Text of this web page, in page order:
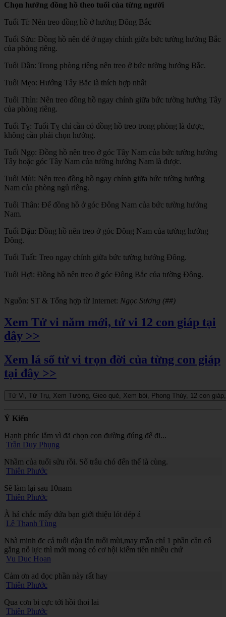
Chọn hướng đồng hồ theo tuổi của từng người
Tuổi Tí: Nên treo đồng hồ ở hướng Đông Bắc
Tuổi Sửu: Đồng hồ nên để ở ngay chính giữa bức tường hướng Bắc
của phòng riêng.
Tuổi Dần: Trong phòng riêng nên treo ở bức tường hướng Bắc.
Tuổi Mẹo: Hướng Tây Bắc là thích hợp nhất
Tuổi Thìn: Nên treo đồng hồ ngay chính giữa bức tường hướng Tây
của phòng riêng.
Tuổi Tỵ: Tuổi Tỵ chỉ cần có đồng hồ treo trong phòng là được,
không cần phải chọn hướng.
Tuổi Ngọ: Đồng hồ nên treo ở góc Tây Nam của bức tường hướng
Tây hoặc góc Tây Nam của tường hướng Nam là được.
Tuổi Mùi: Nên treo đồng hồ ngay chính giữa bức tường hướng
Nam của phòng ngủ riêng.
Tuổi Thân: Để đồng hồ ở góc Đông Nam của bức tường hướng
Nam.
Tuổi Dậu: Đồng hồ nên treo ở góc Đông Nam của tường hướng
Đông.
Tuổi Tuất: Treo ngay chính giữa bức tường hướng Đông.
Tuổi Hợi: Đồng hồ nên treo ở góc Đông Bắc của tường Đông.
Nguồn: ST & Tổng hợp từ Internet: Ngọc Sương (##)
Xem Tử vi năm mới, tử vi 12 con giáp tại
đây >>
Xem lá số tử vi trọn đời của từng con giáp
tại đây >>
Ý Kiến
Hạnh phúc lắm vì đã chọn con đường đúng để đi...
Trần Duy Phụng
Nhầm của tuổi sửu rồi. Số trâu chó đến thế là cùng.
Thiên Phước
Sẽ làm lại sau 10nam
Thiên Phước
À há chắc mấy đứa bạn giới thiệu lót dép á
Lê Thanh Tùng
Nhà minh đc cả tuổi dậu lẫn tuổi mùi,may mắn chỉ 1 phần cần cố
gắng nỗ lực thì mới mong có cơ hội kiếm tiền nhiều chứ
Vu Duc Hoan
Cảm ơn ad đọc phần này rất hay
Thiên Phước
Qua cơn bi cực tới hồi thoi lai
Thiên Phước